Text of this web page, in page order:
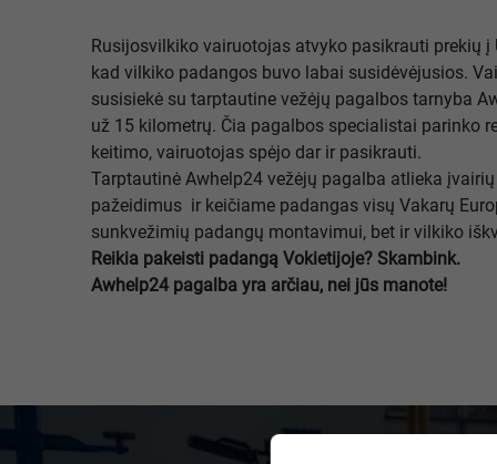
Rusijosvilkiko vairuotojas atvyko pasikrauti prekių
kad vilkiko padangos buvo labai susidėvėjusios.
susisiekė su tarptautine vežėjų pagalbos tarnyba
už 15 kilometrų. Čia pagalbos specialistai parinko
keitimo, vairuotojas spėjo dar ir pasikrauti.
Tarptautinė Awhelp24 vežėjų pagalba atlieka
pažeidimus ir keičiame padangas visų Vakarų
sunkvežimių padangų montavimui, bet ir vilkiko
Reikia pakeisti padangą Vokietijoje? Skambink.
Awhelp24 pagalba yra arčiau, nei jūs manote!